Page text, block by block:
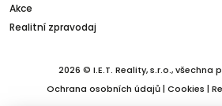
Akce
Realitní zpravodaj
2026 © I.E.T. Reality, s.r.o., všechna
Ochrana osobních údajů| Cookies |